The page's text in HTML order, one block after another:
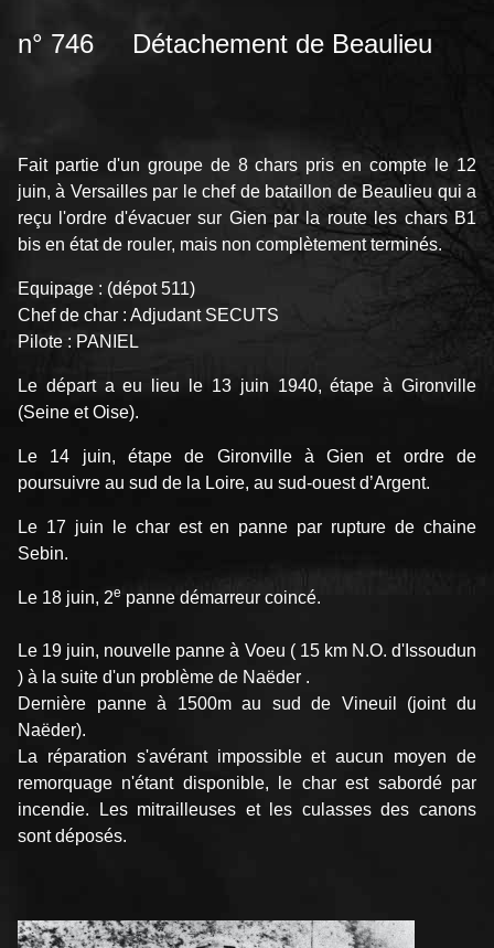
n° 746 Détachement de Beaulieu
Fait partie d'un groupe de 8 chars pris en compte le 12
juin, à Versailles par le chef de bataillon de Beaulieu qui a
reçu l'ordre d'évacuer sur Gien par la route les chars B1
bis en état de rouler, mais non complètement terminés.
Equipage : (dépot 511)
Chef de char : Adjudant SECUTS
Pilote : PANIEL
Le départ a eu lieu le 13 juin 1940, étape à Gironville
(Seine et Oise).
Le 14 juin, étape de Gironville à Gien et ordre de
poursuivre au sud de la Loire, au sud-ouest d’Argent.
Le 17 juin le char est en panne par rupture de chaine
Sebin.
Le 18 juin, 2e panne démarreur coincé.
Le 19 juin, nouvelle panne à Voeu ( 15 km N.O. d'Issoudun
) à la suite d'un problème de Naëder .
Dernière panne à 1500m au sud de Vineuil (joint du
Naëder).
La réparation s'avérant impossible et aucun moyen de
remorquage n'étant disponible, le char est sabordé par
incendie. Les mitrailleuses et les culasses des canons
sont déposés.